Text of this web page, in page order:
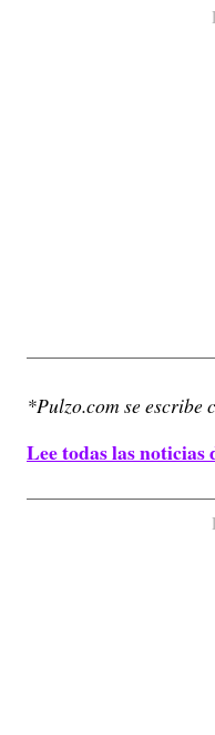
*Pulzo.com se escribe
Lee todas las noticias